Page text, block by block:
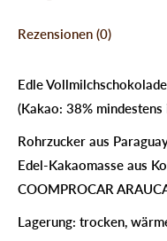
Rezensionen (0)
Edle
(Kakao: 38%
Rohrzucker aus
Edel-Kakaomasse aus
COOMPROCAR
Lagerung: trocken,